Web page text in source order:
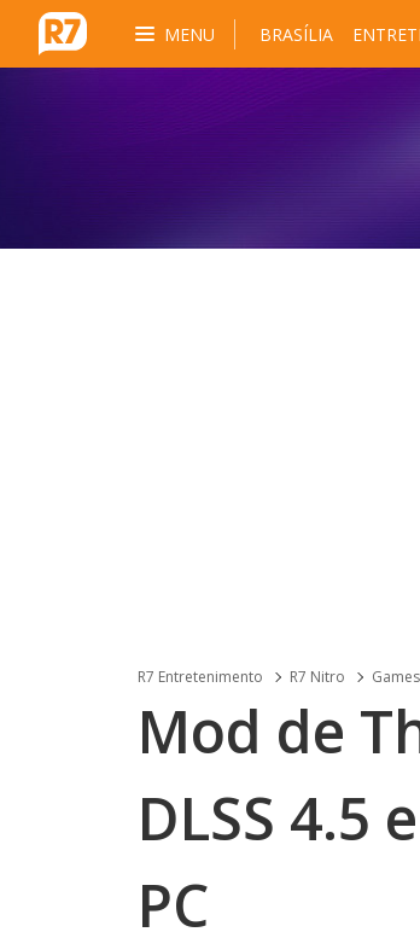
MENU BRASÍLIA
R7 Entretenimento R7 Nitro Games
Mod de
DLSS
PC